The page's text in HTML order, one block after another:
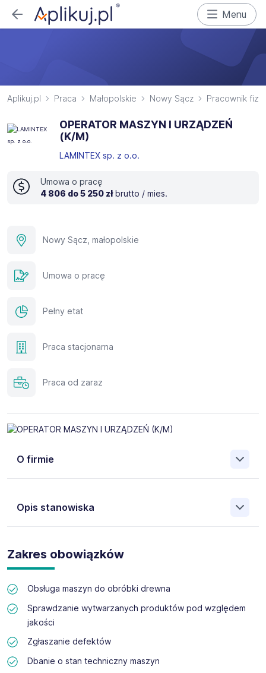
Menu
Aplikuj.pl Praca Małopolskie Nowy Sącz Pracownik
OPERATOR MASZYN I URZĄDZEŃ
(K/M)
LAMINTEX sp. z o.o.
Umowa o pracę
4 806 do 5 250 zł brutto / mies.
Nowy Sącz, małopolskie
Umowa o pracę
Pełny etat
Praca stacjonarna
Praca od zaraz
O firmie
Opis stanowiska
branży meblarskiej i budowlanej, działający na rynku
międzynarodowym, poszukuje do pracy na stanowisko
PRODUKCJI (K/M)
Zakres obowiązków
Obsługa maszyn do obróbki drewna
Sprawdzanie wytwarzanych produktów pod względem
jakości
Zgłaszanie defektów
Dbanie o stan techniczny maszyn